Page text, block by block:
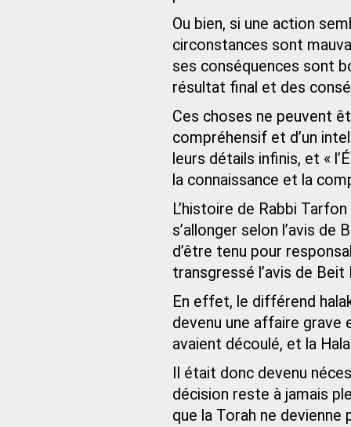
Ou bien, si une action
circonstances sont
ses conséquences sont
résultat final et des
Ces choses ne peuvent
compréhensif et d’un
leurs détails infinis, et «
la connaissance et la
L’histoire de Rabbi
s’allonger selon l’avis de
d’être tenu pour
transgressé l’avis de
En effet, le différend
devenu une affaire grave
avaient découlé, et la
Il était donc devenu
décision reste à jamais
que la Torah ne devienne